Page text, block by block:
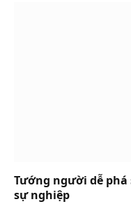
Tướng người dễ
sự nghiệp